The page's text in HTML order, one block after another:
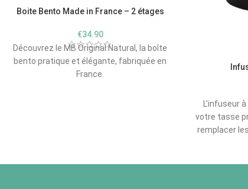
Boite Bento Made in France – 2 étages
€34.90
Découvrez le MB Original Natural, la boîte
bento pratique et élégante, fabriquée en
France.
L'infuseur
votre tasse
remplacer